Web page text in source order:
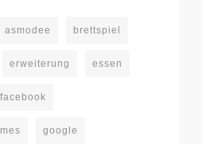
asmodee brettspiel
erweiterung essen
facebook
google